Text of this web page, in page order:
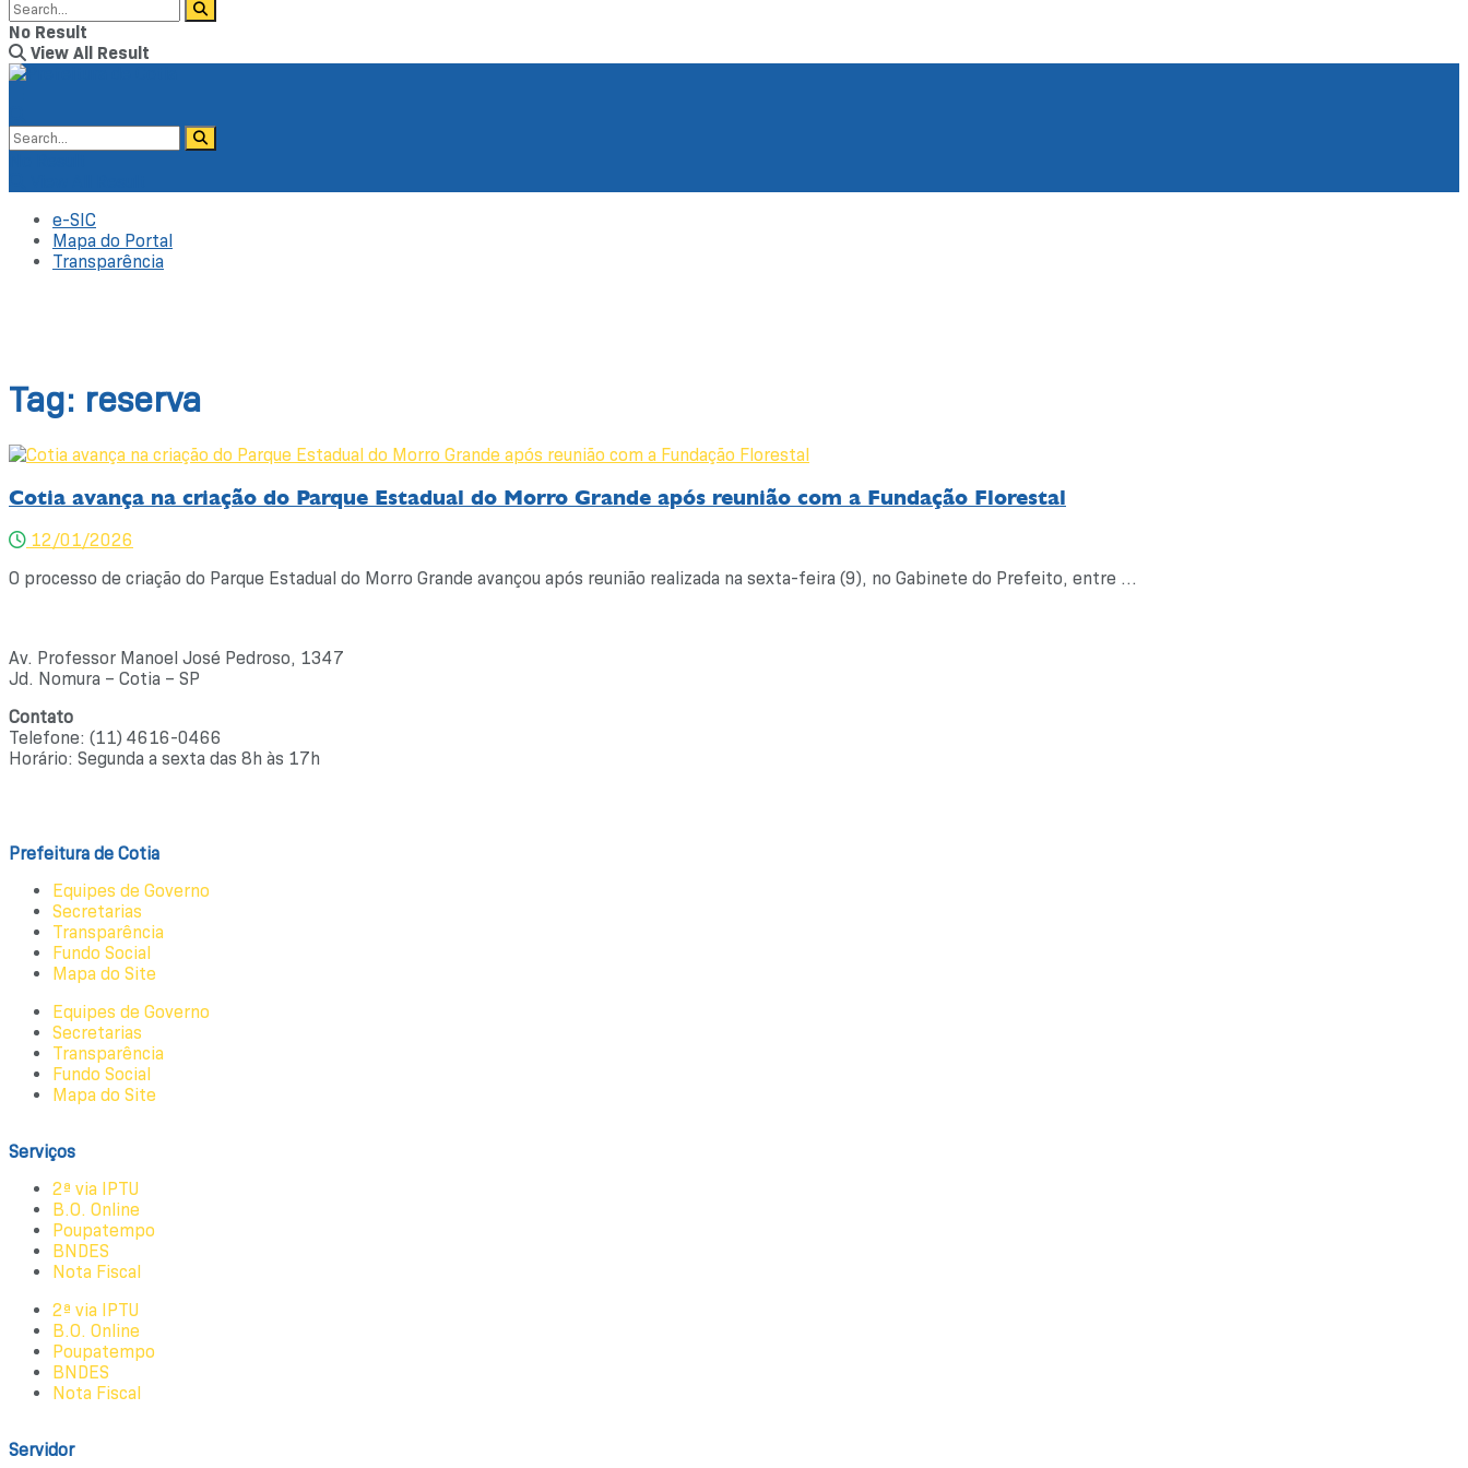
No Result
View All Result
e-SIC
Mapa do Portal
Transparência
Tag: reserva
Cotia avança na criação do Parque Estadual do Morro Grande após reunião com a Fundação Florestal
12/01/2026
O processo de criação do Parque Estadual do Morro Grande avançou após reunião realizada na sexta-feira (9), no Gabinete do Prefeito, entre ...
Av. Professor Manoel José Pedroso, 1347
Jd. Nomura – Cotia – SP
Contato
Telefone: (11) 4616-0466
Horário: Segunda a sexta das 8h às 17h
Prefeitura de Cotia
Equipes de Governo
Secretarias
Transparência
Fundo Social
Mapa do Site
Equipes de Governo
Secretarias
Transparência
Fundo Social
Mapa do Site
Serviços
2ª via IPTU
B.O. Online
Poupatempo
BNDES
Nota Fiscal
2ª via IPTU
B.O. Online
Poupatempo
BNDES
Nota Fiscal
Servidor